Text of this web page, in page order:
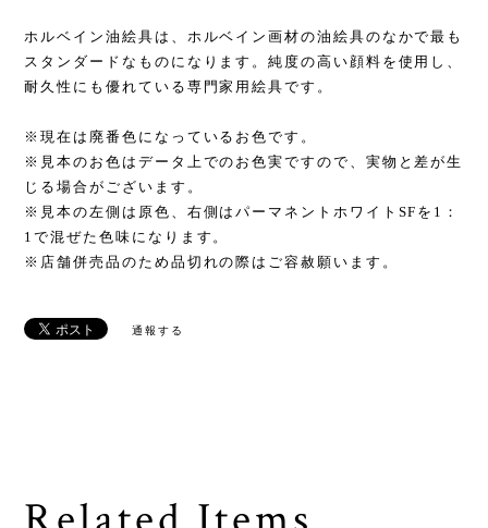
ホルベイン油絵具は、ホルベイン画材の油絵具のなかで最も
スタンダードなものになります。純度の高い顔料を使用し、
耐久性にも優れている専門家用絵具です。
※現在は廃番色になっているお色です。
※見本のお色はデータ上でのお色実ですので、実物と差が生
じる場合がございます。
※見本の左側は原色、右側はパーマネントホワイトSFを1：
1で混ぜた色味になります。
※店舗併売品のため品切れの際はご容赦願います。
通報する